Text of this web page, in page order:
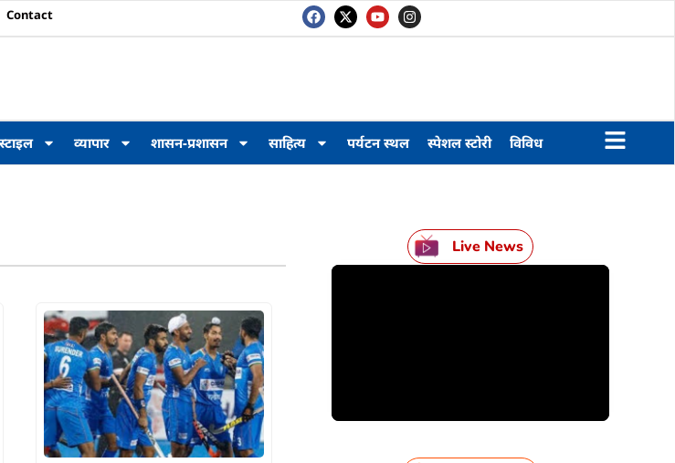
Contact
व्यापार शासन-प्रशासन साहित्य पर्यटन स्थल स्पेशल स्टोरी विविध
Live News